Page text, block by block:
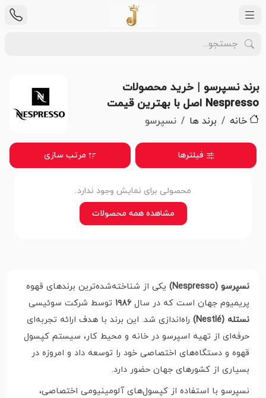
برند نسپرسو | خرید محصولات
Nespresso اصل با بهترین قیمت
خانه برند ها نسپرسو
فیلترها مرتب سازی
محصولی برای نمایش وجود ندارد.
مشاهده همه محصولات
نسپرسو (Nespresso)
یکی از شناخته‌شده‌ترین برندهای قهوه
پریمیوم جهان است که در سال۱۹۸۶ توسط شرکت سوئیسی
نستله (Nestlé)
راه‌اندازی شد. این برند با هدف ارائه تجربه‌ای
حرفه‌ای از تهیه اسپرسو در خانه و محیط کار، سیستم کپسول
قهوه و دستگاه‌های اختصاصی خود را توسعه داد و امروزه در
بسیاری از کشورهای جهان حضور دارد.
نسپرسو با استفاده از کپسول‌های آلومینیومی اختصاصی،